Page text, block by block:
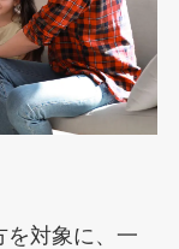
を対象に、一